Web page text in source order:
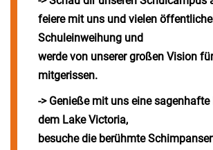
feiere mit uns und vielen
Schuleinweihung und
werde von unserergroßen Vision
mitgerissen.
-> Genieße mit uns eine sagenhafte
dem Lake Victoria,
besuche die berühmte